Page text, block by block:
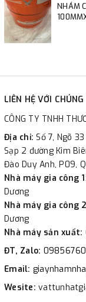
NHÁM
LIÊN HỆ VỚI
CÔNG TY TNHH
Địa chỉ:Số 7, Ngõ
Sạp 2 đường Kim
Đào Duy Anh, P09,
Nhà máy gia công
Dương
Nhà máy gia công
Dương
Nhà máy sản xuất:
ĐT, Zalo:
Email:
Wesite: